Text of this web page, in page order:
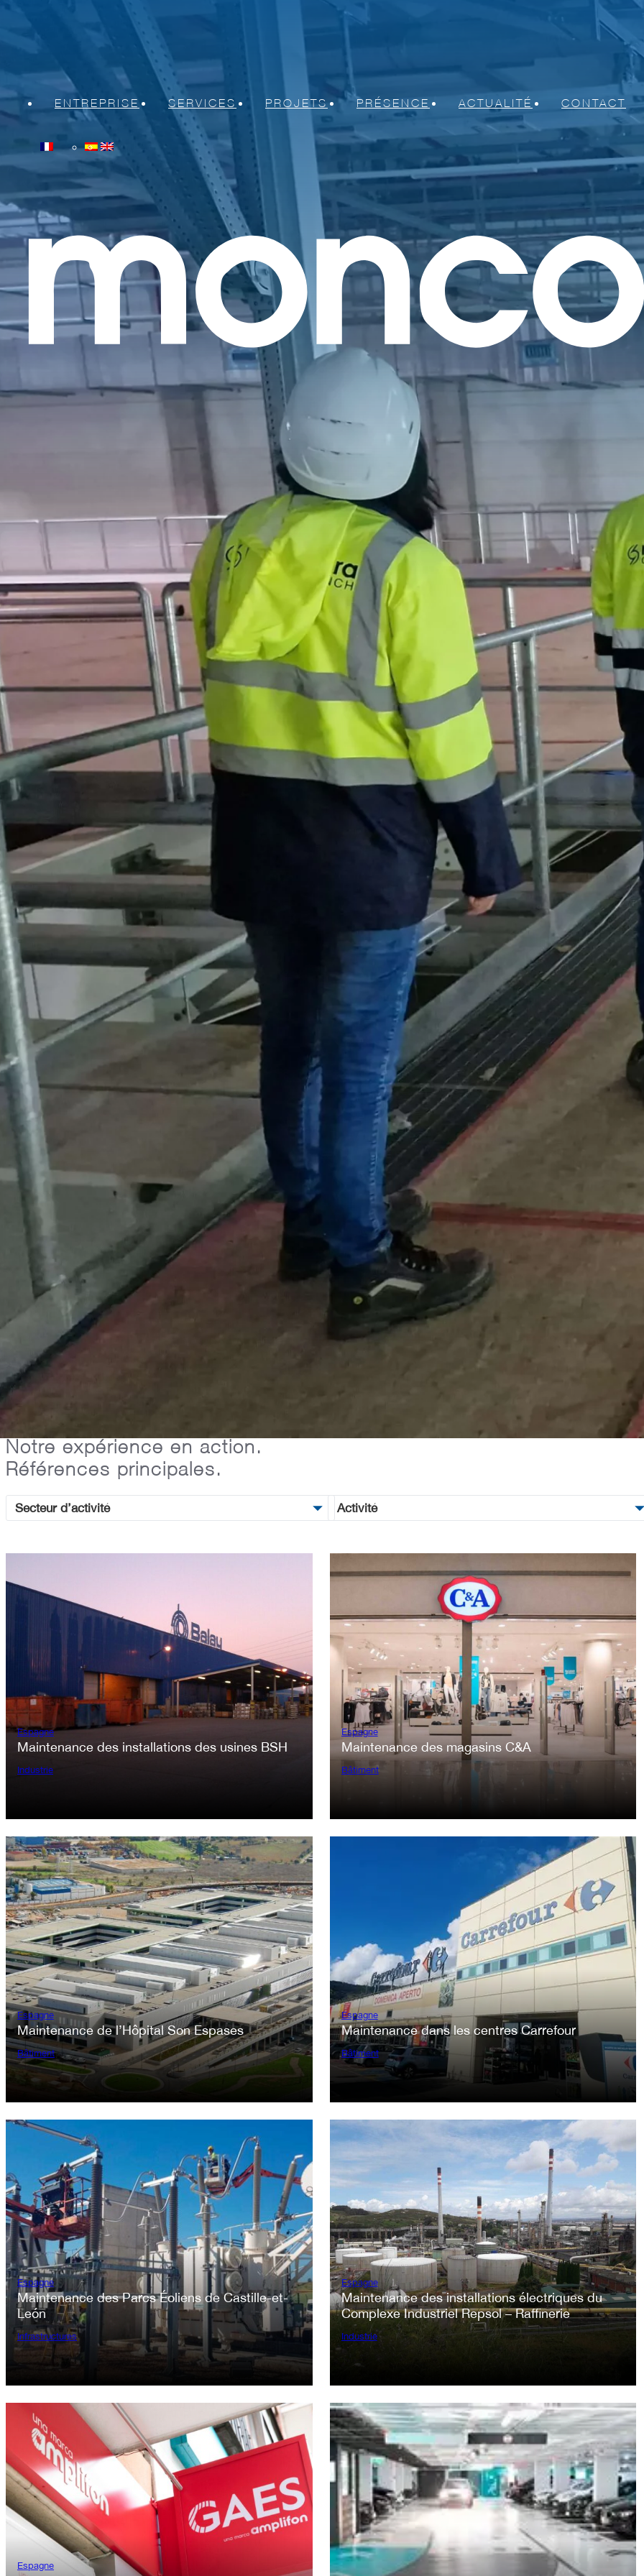
ENTREPRISE
À propos de Moncobra
SERVICES
Montages et installations mécaniques et électriques
Maintenance intégrale
Travaux lors d'arrêts
Démantèlements
PROJETS PRÉSENCE ACTUALITÉ CONTACT
Projets
Notre expérience en action.
Références principales.
Secteur d’activité Activité
Espagne
Maintenance des installations des usines BSH
Industrie
Espagne
Maintenance des magasins C&A
Bâtiment
Espagne
Maintenance de l’Hôpital Son Espases
Bâtiment
Espagne
Maintenance dans les centres Carrefour
Bâtiment
Espagne
Maintenance des Parcs Éoliens de Castille-et-
León
Infrastructures
Espagne
Maintenance des installations électriques du
Complexe Industriel Repsol – Raffinerie
Industrie
Espagne